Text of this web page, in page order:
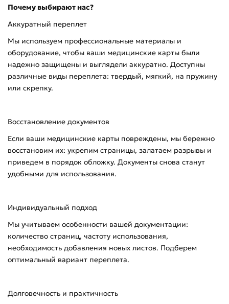
Почему выбирают нас?
Аккуратный переплет
Мы используем профессиональные материалы и
оборудование, чтобы ваши медицинские карты были
надежно защищены и выглядели аккуратно. Доступны
различные виды переплета: твердый, мягкий, на пружину
или скрепку.
Восстановление документов
Если ваши медицинские карты повреждены, мы бережно
восстановим их: укрепим страницы, залатаем разрывы и
приведем в порядок обложку. Документы снова станут
удобными для использования.
Индивидуальный подход
Мы учитываем особенности вашей документации:
количество страниц, частоту использования,
необходимость добавления новых листов. Подберем
оптимальный вариант переплета.
Долговечность и практичность